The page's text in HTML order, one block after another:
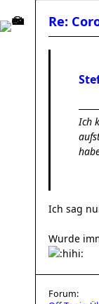
Re:
Ich
Ich sag
Wurde
Forum: